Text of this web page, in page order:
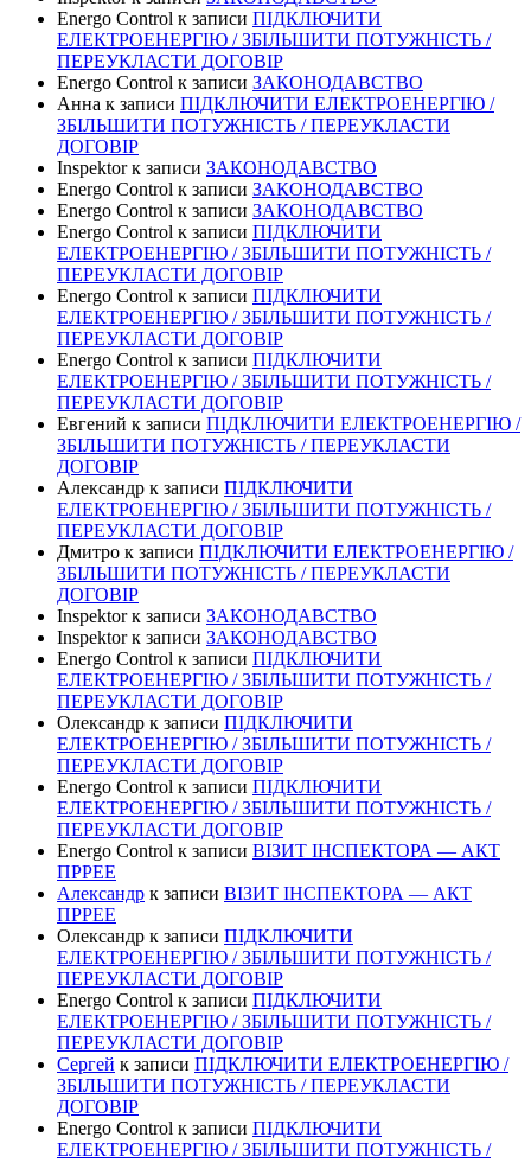
Energo Control к записи ПІДКЛЮЧИТИ
ЕЛЕКТРОЕНЕРГІЮ / ЗБІЛЬШИТИ ПОТУЖНІСТЬ /
ПЕРЕУКЛАСТИ ДОГОВІР
Energo Control к записи ЗАКОНОДАВСТВО
Анна к записи ПІДКЛЮЧИТИ ЕЛЕКТРОЕНЕРГІЮ /
ЗБІЛЬШИТИ ПОТУЖНІСТЬ / ПЕРЕУКЛАСТИ
ДОГОВІР
Inspektorк записи ЗАКОНОДАВСТВО
Energo Control к записи ЗАКОНОДАВСТВО
Energo Control к записи ЗАКОНОДАВСТВО
Energo Control к записи ПІДКЛЮЧИТИ
ЕЛЕКТРОЕНЕРГІЮ / ЗБІЛЬШИТИ ПОТУЖНІСТЬ /
ПЕРЕУКЛАСТИ ДОГОВІР
Energo Control к записи ПІДКЛЮЧИТИ
ЕЛЕКТРОЕНЕРГІЮ / ЗБІЛЬШИТИ ПОТУЖНІСТЬ /
ПЕРЕУКЛАСТИ ДОГОВІР
Energo Control к записи ПІДКЛЮЧИТИ
ЕЛЕКТРОЕНЕРГІЮ / ЗБІЛЬШИТИ ПОТУЖНІСТЬ /
ПЕРЕУКЛАСТИ ДОГОВІР
Евгений к записи ПІДКЛЮЧИТИ ЕЛЕКТРОЕНЕРГІЮ /
ЗБІЛЬШИТИ ПОТУЖНІСТЬ / ПЕРЕУКЛАСТИ
ДОГОВІР
Александр к записи ПІДКЛЮЧИТИ
ЕЛЕКТРОЕНЕРГІЮ / ЗБІЛЬШИТИ ПОТУЖНІСТЬ /
ПЕРЕУКЛАСТИ ДОГОВІР
Дмитро к записи ПІДКЛЮЧИТИ ЕЛЕКТРОЕНЕРГІЮ /
ЗБІЛЬШИТИ ПОТУЖНІСТЬ / ПЕРЕУКЛАСТИ
ДОГОВІР
Inspektorк записи ЗАКОНОДАВСТВО
Inspektorк записи ЗАКОНОДАВСТВО
Energo Control к записи ПІДКЛЮЧИТИ
ЕЛЕКТРОЕНЕРГІЮ / ЗБІЛЬШИТИ ПОТУЖНІСТЬ /
ПЕРЕУКЛАСТИ ДОГОВІР
Олександр к записи ПІДКЛЮЧИТИ
ЕЛЕКТРОЕНЕРГІЮ / ЗБІЛЬШИТИ ПОТУЖНІСТЬ /
ПЕРЕУКЛАСТИ ДОГОВІР
Energo Control к записи ПІДКЛЮЧИТИ
ЕЛЕКТРОЕНЕРГІЮ / ЗБІЛЬШИТИ ПОТУЖНІСТЬ /
ПЕРЕУКЛАСТИ ДОГОВІР
Energo Control к записи ВІЗИТ ІНСПЕКТОРА — АКТ
ПРРЕЕ
Александр к записи ВІЗИТ ІНСПЕКТОРА — АКТ
ПРРЕЕ
Олександр к записи ПІДКЛЮЧИТИ
ЕЛЕКТРОЕНЕРГІЮ / ЗБІЛЬШИТИ ПОТУЖНІСТЬ /
ПЕРЕУКЛАСТИ ДОГОВІР
Energo Control к записи ПІДКЛЮЧИТИ
ЕЛЕКТРОЕНЕРГІЮ / ЗБІЛЬШИТИ ПОТУЖНІСТЬ /
ПЕРЕУКЛАСТИ ДОГОВІР
Сергей к записи ПІДКЛЮЧИТИ ЕЛЕКТРОЕНЕРГІЮ /
ЗБІЛЬШИТИ ПОТУЖНІСТЬ / ПЕРЕУКЛАСТИ
ДОГОВІР
Energo Control к записи ПІДКЛЮЧИТИ
ЕЛЕКТРОЕНЕРГІЮ / ЗБІЛЬШИТИ ПОТУЖНІСТЬ /